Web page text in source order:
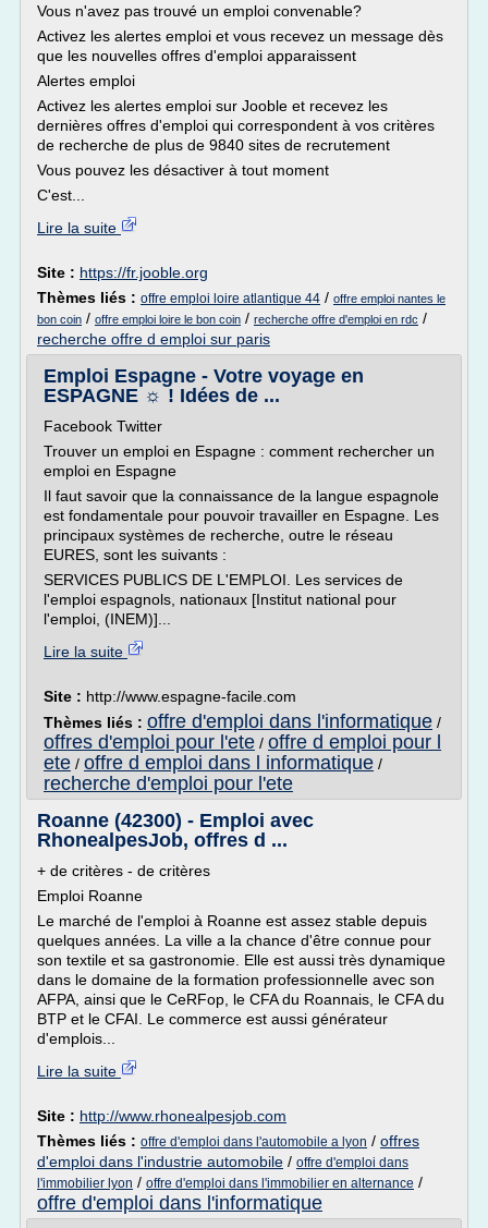
Vous n'avez pas trouvé un emploi convenable?
Activez les alertes emploi et vous recevez un message dès
que les nouvelles offres d'emploi apparaissent
Alertes emploi
Activez les alertes emploi sur Jooble et recevez les
dernières offres d'emploi qui correspondent à vos critères
de recherche de plus de 9840 sites de recrutement
Vous pouvez les désactiver à tout moment
C'est...
Lire la suite
Site : https://fr.jooble.org
Thèmes liés : offre emploi loire atlantique 44 / offre emploi nantes le
bon coin / offre emploi loire le bon coin / recherche offre d'emploi en rdc /
recherche offre d emploi sur paris
Emploi Espagne - Votre voyage en
ESPAGNE ☼ ! Idées de ...
Facebook Twitter
Trouver un emploi en Espagne : comment rechercher un
emploi en Espagne
Il faut savoir que la connaissance de la langue espagnole
est fondamentale pour pouvoir travailler en Espagne. Les
principaux systèmes de recherche, outre le réseau
EURES, sont les suivants :
SERVICES PUBLICS DE L'EMPLOI. Les services de
l'emploi espagnols, nationaux [Institut national pour
l'emploi, (INEM)]...
Lire la suite
Site : http://www.espagne-facile.com
Thèmes liés : offre d'emploi dans l'informatique /
offres d'emploi pour l'ete / offre d emploi pour l
ete / offre d emploi dans l informatique /
recherche d'emploi pour l'ete
Roanne (42300) - Emploi avec
RhonealpesJob, offres d ...
+ de critères - de critères
Emploi Roanne
Le marché de l'emploi à Roanne est assez stable depuis
quelques années. La ville a la chance d'être connue pour
son textile et sa gastronomie. Elle est aussi très dynamique
dans le domaine de la formation professionnelle avec son
AFPA, ainsi que le CeRFop, le CFA du Roannais, le CFA du
BTP et le CFAI. Le commerce est aussi générateur
d'emplois...
Lire la suite
Site : http://www.rhonealpesjob.com
Thèmes liés : offre d'emploi dans l'automobile a lyon / offres
d'emploi dans l'industrie automobile / offre d'emploi dans
l'immobilier lyon / offre d'emploi dans l'immobilier en alternance /
offre d'emploi dans l'informatique